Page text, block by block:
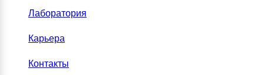
Лаборатория
Карьера
Контакты